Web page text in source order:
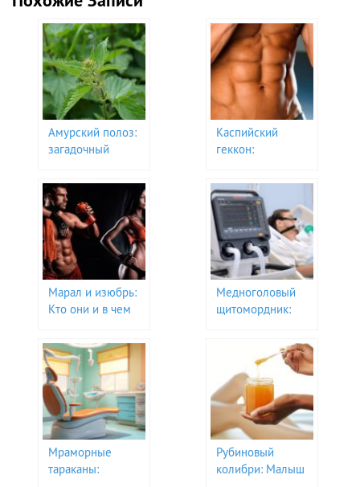
Амурский полоз:
загадочный
Востока
Каспийский
геккон:
создание пустынь
и гор
Марал и изюбрь:
Кто они и в чем
Медноголовый
щитомордник:
гремучника
Мраморные
тараканы:
Рубиновый
колибри: Малыш